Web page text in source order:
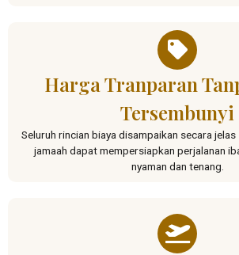
Harga Tranparan
Tersembunyi
Seluruh rincian biaya disampaikan secara
jamaah dapat mempersiapkan perjalanan
nyaman dan tenang.